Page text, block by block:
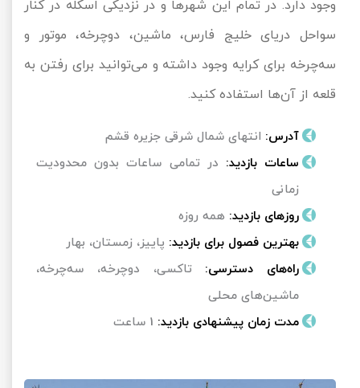
وجود دارد. در تمام این شهرها و در نزدیکی اسکله در کنار
سواحل دریای خلیج فارس، ماشین، دوچرخه، موتور و
سه‌چرخه برای کرایه وجود داشته و می‌توانید برای رفتن به
قلعه از آن‌ها استفاده کنید.
آدرس:انتهای شمال شرقی جزیره قشم
ساعات بازدید:در تمامی ساعات بدون محدودیت
زمانی
روزهای بازدید:همه روزه
بهترین فصول برای بازدید:پاییز، زمستان، بهار
راه‌های دسترسی:تاکسی، دوچرخه، سه‌چرخه،
ماشین‌های محلی
مدت زمان پیشنهادی بازدید:1 ساعت